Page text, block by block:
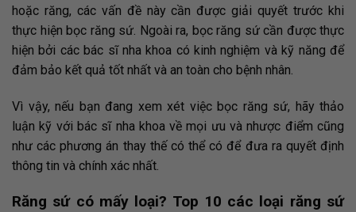
hoặc răng, các vấn đề này cần được giải quyết trước khi
thực hiện bọc răng sứ. Ngoài ra, bọc răng sứ cần được thực
hiện bởi các bác sĩ nha khoa có kinh nghiệm và kỹ năng để
đảm bảo kết quả tốt nhất và an toàn cho bệnh nhân.
Vì vậy, nếu bạn đang xem xét việc bọc răng sứ, hãy thảo
luận kỹ với bác sĩ nha khoa về mọi ưu và nhược điểm cũng
như các phương án thay thế có thể có để đưa ra quyết định
thông tin và chính xác nhất.
Răng sứ có mấy loại? Top 10 các loại răng sứ